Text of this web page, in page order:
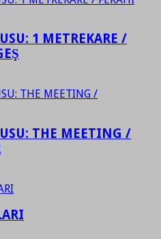
1 METREKARE /
THE MEETING /